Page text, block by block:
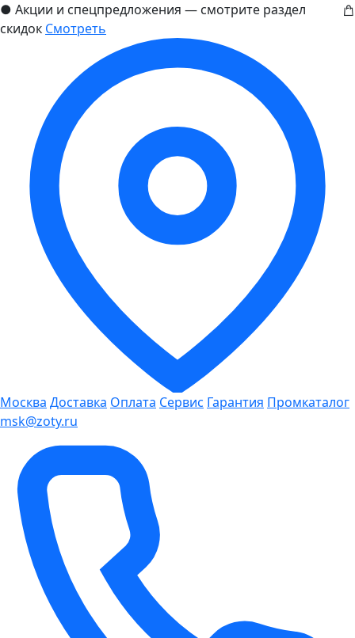
● Акции и спецпредложения — смотрите раздел
скидок Смотреть
Москва Доставка Оплата Сервис Гарантия Промкаталог
msk@zoty.ru